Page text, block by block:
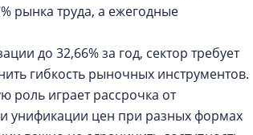
рынка труда, а ежегодные
до 32,66% за год, сектор требует
гибкость рыночных инструментов.
роль играет рассрочка от
унификации цен при разных формах